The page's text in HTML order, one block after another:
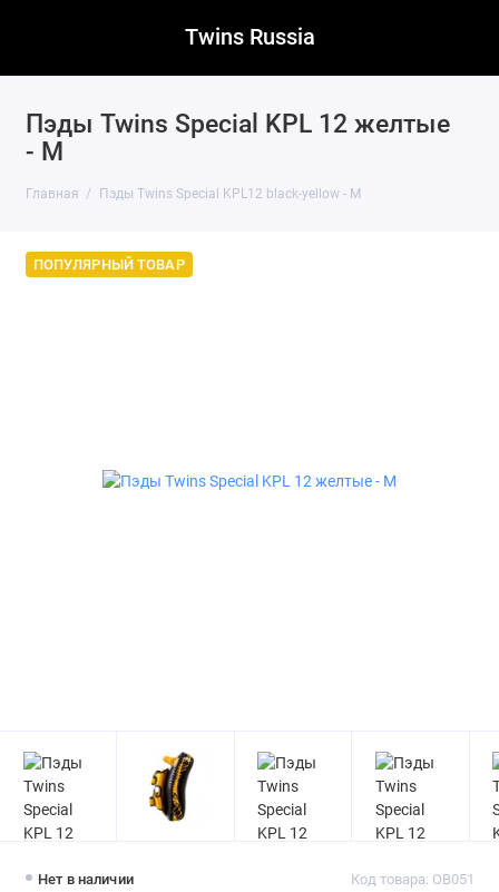
Twins Russia
Пэды Twins Special KPL 12 желтые
- M
Главная Пэды Twins Special KPL12 black-yellow - M
ПОПУЛЯРНЫЙ ТОВАР
Нет в наличии Код товара: OB051